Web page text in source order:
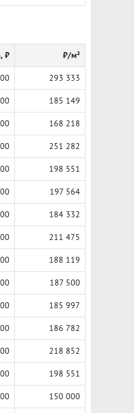
₽ ₽/м²
293 333
185 149
168 218
251 282
198 551
197 564
184 332
211 475
188 119
187 500
185 997
186 782
218 852
198 551
150 000